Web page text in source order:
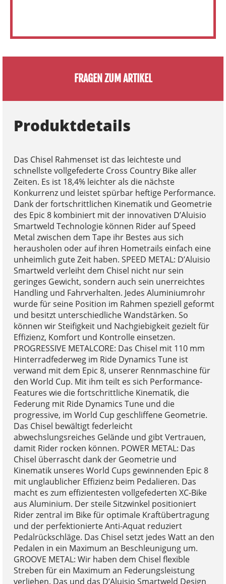
FRAGEN ZUM ARTIKEL
Produktdetails
Das Chisel Rahmenset ist das leichteste und
schnellste vollgefederte Cross Country Bike aller
Zeiten. Es ist 18,4% leichter als die nächste
Konkurrenz und leistet spürbar heftige Performance.
Dank der fortschrittlichen Kinematik und Geometrie
des Epic 8 kombiniert mit der innovativen D’Aluisio
Smartweld Technologie können Rider auf Speed
Metal zwischen dem Tape ihr Bestes aus sich
herausholen oder auf ihren Hometrails einfach eine
unheimlich gute Zeit haben. SPEED METAL: D’Aluisio
Smartweld verleiht dem Chisel nicht nur sein
geringes Gewicht, sondern auch sein unerreichtes
Handling und Fahrverhalten. Jedes Aluminiumrohr
wurde für seine Position im Rahmen speziell geformt
und besitzt unterschiedliche Wandstärken. So
können wir Steifigkeit und Nachgiebigkeit gezielt für
Effizienz, Komfort und Kontrolle einsetzen.
PROGRESSIVE METALCORE: Das Chisel mit 110 mm
Hinterradfederweg im Ride Dynamics Tune ist
verwand mit dem Epic 8, unserer Rennmaschine für
den World Cup. Mit ihm teilt es sich Performance-
Features wie die fortschrittliche Kinematik, die
Federung mit Ride Dynamics Tune und die
progressive, im World Cup geschliffene Geometrie.
Das Chisel bewältigt federleicht
abwechslungsreiches Gelände und gibt Vertrauen,
damit Rider rocken können. POWER METAL: Das
Chisel überrascht dank der Geometrie und
Kinematik unseres World Cups gewinnenden Epic 8
mit unglaublicher Effizienz beim Pedalieren. Das
macht es zum effizientesten vollgefederten XC-Bike
aus Aluminium. Der steile Sitzwinkel positioniert
Rider zentral im Bike für optimale Kraftübertragung
und der perfektionierte Anti-Aquat reduziert
Pedalrückschläge. Das Chisel setzt jedes Watt an den
Pedalen in ein Maximum an Beschleunigung um.
GROOVE METAL: Wir haben dem Chisel flexible
Streben für ein Maximum an Federungsleistung
verliehen. Das und das D’Aluisio Smartweld Design